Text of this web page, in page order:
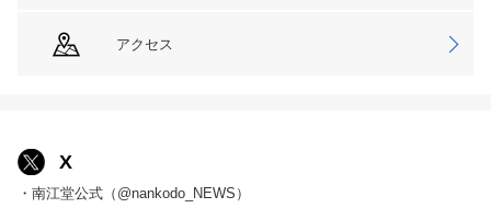
アクセス
X
・南江堂公式（@nankodo_NEWS）